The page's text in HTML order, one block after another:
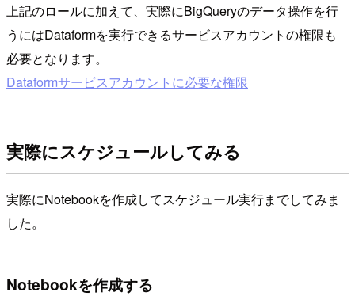
上記のロールに加えて、実際にBigQueryのデータ操作を行
うにはDataformを実行できるサービスアカウントの権限も
必要となります。
Dataformサービスアカウントに必要な権限
実際にスケジュールしてみる
実際にNotebookを作成してスケジュール実行までしてみま
した。
Notebookを作成する